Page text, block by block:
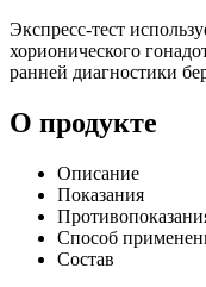
Экспресс-тест
хорионического
ранней диагностики
О продукте
Описание
Показания
Способ
Состав